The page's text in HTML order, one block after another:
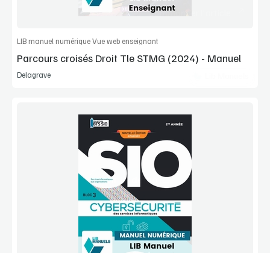
Commander l'article
LIB manuel numérique Vue web enseignant
Parcours croisés Droit Tle STMG (2024) - Manuel
Delagrave
Voir la démo
Extrait